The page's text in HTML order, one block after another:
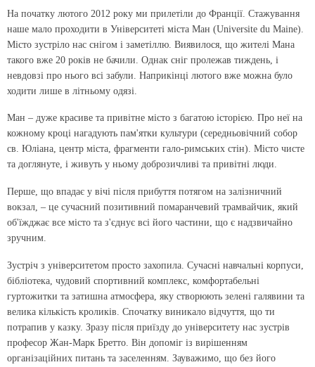
На початку лютого 2012 року ми прилетіли до Франції. Стажування
наше мало проходити в Університеті міста Ман (Universitе du Maine).
Місто зустріло нас снігом і заметіллю. Виявилося, що жителі Мана
такого вже 20 років не бачили. Однак сніг пролежав тиждень, і
невдовзі про нього всі забули. Наприкінці лютого вже можна було
ходити лише в літньому одязі.
Ман – дуже красиве та привітне місто з багатою історією. Про неї на
кожному кроці нагадують пам'ятки культури (середньовічний собор
св. Юліана, центр міста, фрагменти гало-римських стін). Місто чисте
та доглянуте, і живуть у ньому доброзичливі та привітні люди.
Перше, що впадає у вічі після прибуття потягом на залізничний
вокзал, – це сучасний позитивний помаранчевий трамвайчик, який
об'їжджає все місто та з'єднує всі його частини, що є надзвичайно
зручним.
Зустріч з університетом просто захопила. Сучасні навчальні корпуси,
бібліотека, чудовий спортивний комплекс, комфортабельні
гуртожитки та затишна атмосфера, яку створюють зелені галявини та
велика кількість кроликів. Спочатку виникало відчуття, що ти
потрапив у казку. Зразу після приїзду до університету нас зустрів
професор Жан-Марк Бретто. Він допоміг із вирішенням
організаційних питань та заселенням. Зауважимо, що без його